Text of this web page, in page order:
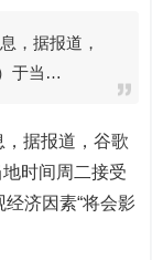
，据报道，
于当…
据报道，谷歌
时间周二接受
济因素“将会影